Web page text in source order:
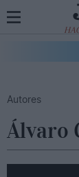
Autores
Álvaro